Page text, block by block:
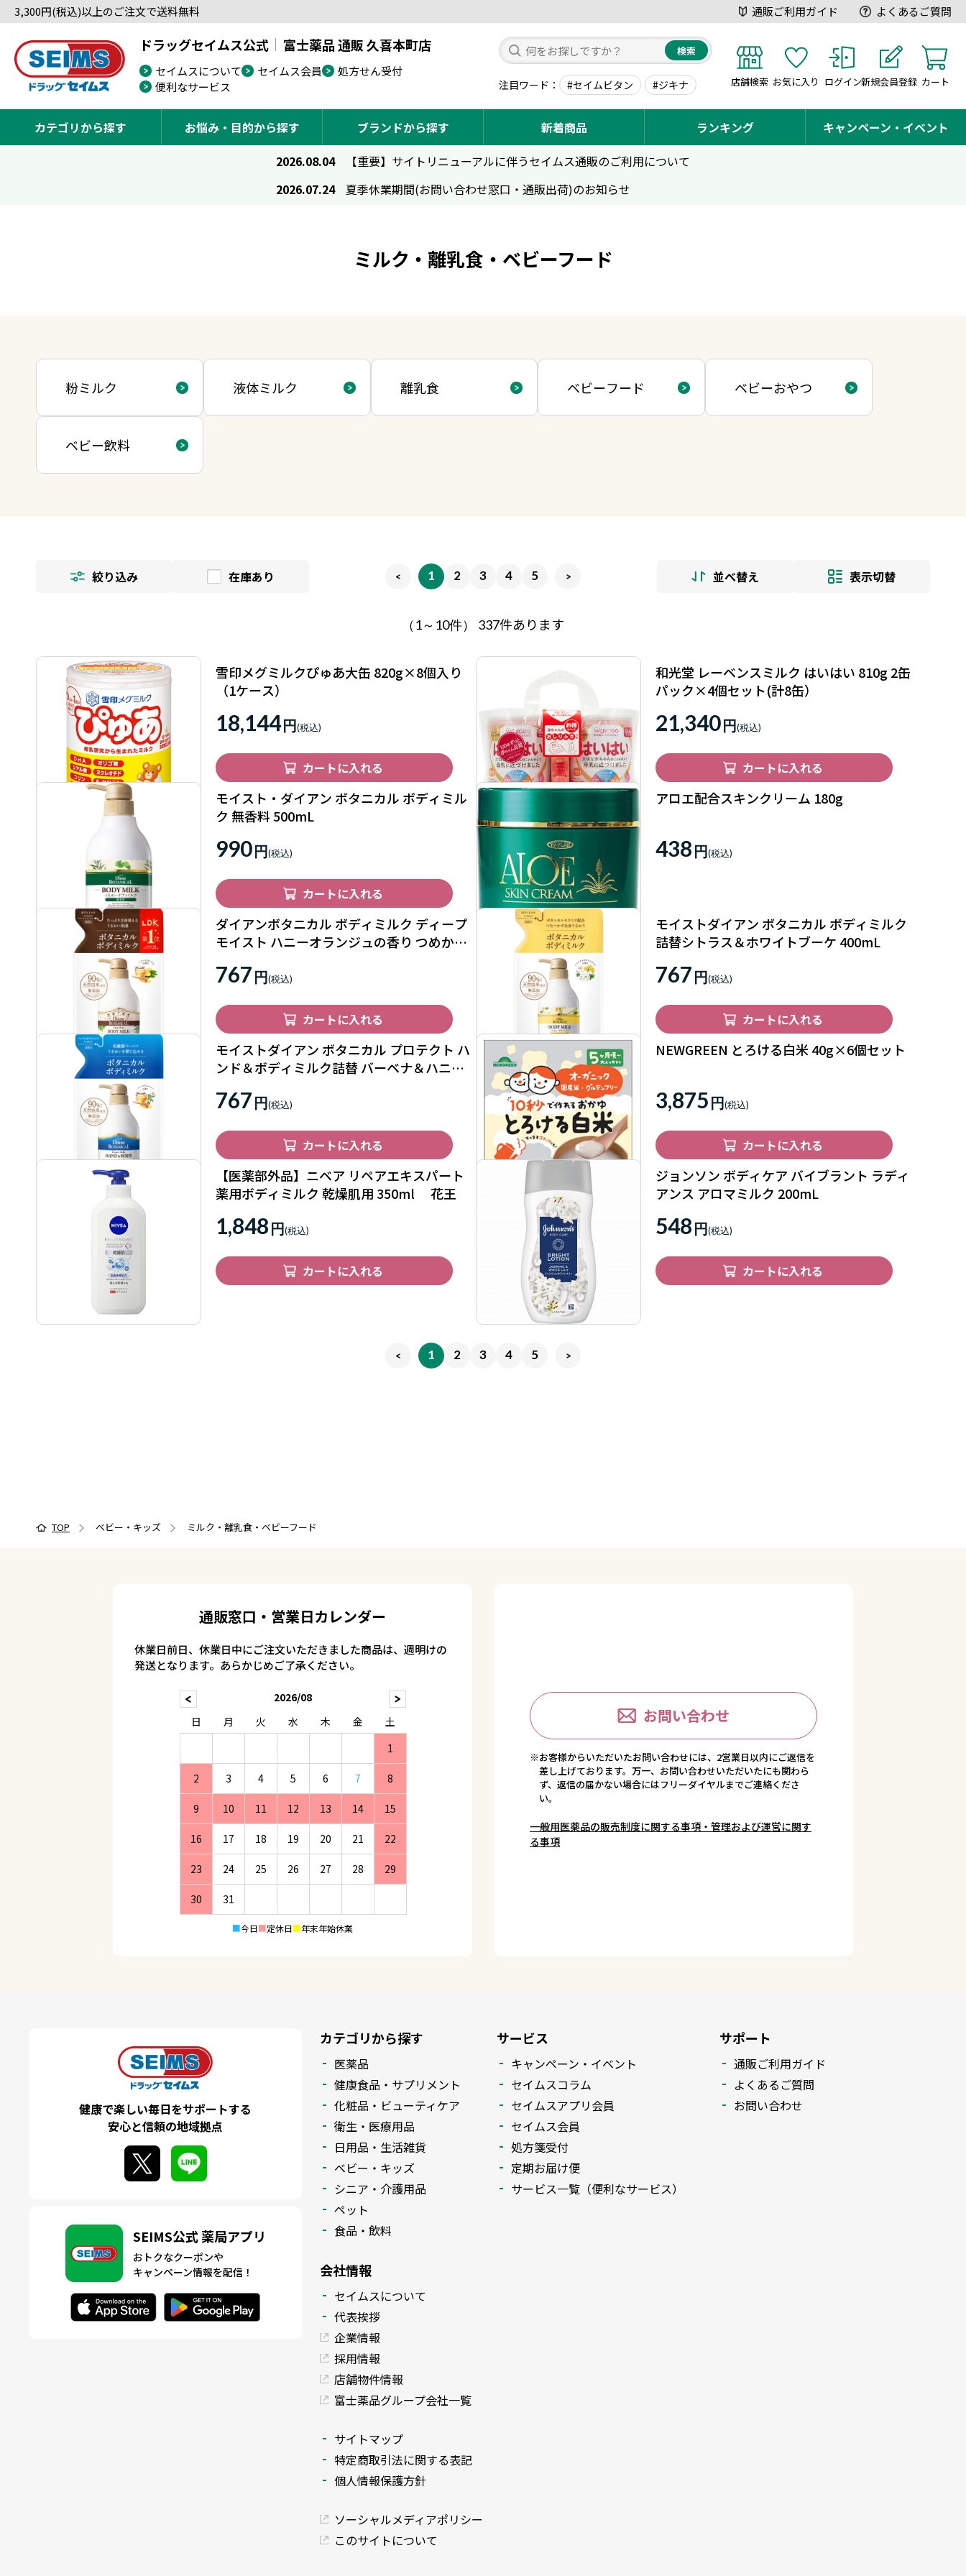
3,300円(税込)以上のご注文で送料無料 通販ご利用ガイド よくあるご質問
ドラッグセイムス公式 富士薬品 通販 久喜本町店
セイムスについて セイムス会員
処方せん受付
便利なサービス
検索
注目ワード #セイムビタン #ジキナ 店舗検索 お気に入り ログイン新規会員登録 カート
カテゴリから探す お悩み・目的から探す ブランドから探す 新着商品 ランキング
キャンペーン・イベント
2026.08.04
【重要】サイトリニューアルに伴うセイムス通販のご利用について
2026.07.24
夏季休業期間(お問い合わせ窓口・通販出荷)のお知らせ
ミルク・離乳食・ベビーフード
粉ミルク 液体ミルク 離乳食 ベビーフード ベビーおやつ
ベビー飲料
絞り込み 在庫あり 1 2 3 4 5 並べ替え 表示切替
（1～10件） 337件あります
雪印メグミルクぴゅあ大缶 820g×8個入り
（1ケース）
18,144 円
カートに入れる
和光堂 レーベンスミルク はいはい 810g 2缶
パック×4個セット(計8缶）
21,340 円
カートに入れる
モイスト・ダイアン ボタニカル ボディミル
ク 無香料 500mL
990 円
カートに入れる
アロエ配合スキンクリーム 180g
438 円
ダイアンボタニカル ボディミルク ディープ
モイスト ハニーオランジュの香り つめかえ
767 円
カートに入れる
モイストダイアン ボタニカル ボディミルク
詰替シトラス＆ホワイトブーケ 400mL
767 円
カートに入れる
モイストダイアン ボタニカル プロテクト ハ
ンド＆ボディミルク詰替 バーベナ＆ハニー
767 円
カートに入れる
NEWGREEN とろける白米 40g×6個セット
3,875 円
カートに入れる
【医薬部外品】ニベア リペアエキスパート
薬用ボディミルク 乾燥肌用 350ml 花王
1,848 円
カートに入れる
ジョンソン ボディケア バイブラント ラディ
アンス アロマミルク 200mL
548 円
カートに入れる
1 2 3 4 5
TOP ベビー・キッズ ミルク・離乳食・ベビーフード
通販窓口・営業日カレンダー
休業日前日、休業日中にご注文いただきました商品は、週明けの
発送となります。あらかじめご了承ください。
2026/08
日
月 火 水 木 金
土
1
2 3 4 5 6 7 8
9 10 11 12 13 14 15
16 17 18 19 20 21 22
23 24 25 26 27 28 29
30 31
■今日■定休日■年末年始休業
お問い合わせ
※お客様からいただいたお問い合わせには、2営業日以内にご返信を
差し上げております。万一、お問い合わせいただいたにも関わら
ず、返信の届かない場合にはフリーダイヤルまでご連絡くださ
い。
一般用医薬品の販売制度に関する事項・管理および運営に関す
る事項
健康で楽しい毎日をサポートする
安心と信頼の地域拠点
SEIMS公式 薬局アプリ
おトクなクーポンや
キャンペーン情報を配信！
カテゴリから探す
医薬品
健康食品・サプリメント
化粧品・ビューティケア
衛生・医療用品
日用品・生活雑貨
ベビー・キッズ
シニア・介護用品
ペット
食品・飲料
サービス
キャンペーン・イベント
セイムスコラム
セイムスアプリ会員
セイムス会員
処方箋受付
定期お届け便
サービス一覧（便利なサービス）
サポート
通販ご利用ガイド
よくあるご質問
お問い合わせ
会社情報
セイムスについて
代表挨拶
企業情報
採用情報
店舗物件情報
富士薬品グループ会社一覧
サイトマップ
特定商取引法に関する表記
個人情報保護方針
ソーシャルメディアポリシー
このサイトについて